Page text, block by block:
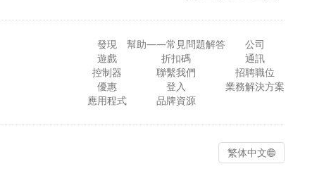
發現
遊戲
控制器
優惠
應用程式
幫助——常見問題解答
折扣碼
聯繫我們
登入
品牌資源
公司
通訊
招聘職位
業務解決方案
繁体中文